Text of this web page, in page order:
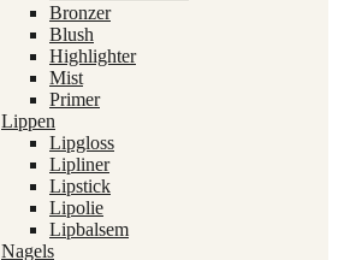
Bronzer
Blush
Highlighter
Mist
Primer
Lippen
Lipgloss
Lipliner
Lipstick
Lipolie
Lipbalsem
Nagels